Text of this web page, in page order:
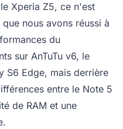
Xperia Z5, ce n'est
nous avons réussi à
du
sur AnTuTu v6, le
S6 Edge, mais derrière
entre le Note 5
de RAM et une